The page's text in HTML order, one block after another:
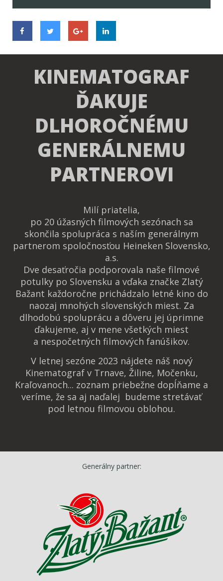
KINEMATOGRAF
ĎAKUJE
DLHOROČNÉMU
GENERÁLNEMU
PARTNEROVI
Milí priatelia,
po 20 úžasných filmových sezónach sa
skončila spolupráca s naším generálnym
partnerom spoločnosťou Heineken Slovensko,
a.s.
Dve desaťročia podporovala naše filmové
potulky po Slovensku a vďaka značke Zlatý
Bažant každoročne prichádzalo letné kino do
naozaj mnohých slovenských miest. Za
dlhodobú spoluprácu a dôveru jej úprimne
ďakujeme, aj v mene všetkých miest
a nespočetných filmových fanúšikov.
V letnej sezóne 2023 nájdete náš nový
Kinematograf v Trnave, Žiline, Močenku,
Kraľovanoch... zoznam priebežne dopĺňame a
veríme, že sa aj naďalej budeme stretávať
pod letnou filmovou oblohou.
Generálny partner: